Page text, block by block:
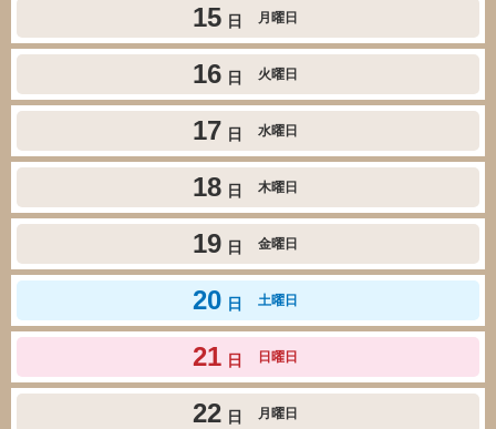
15 日 月曜日
16 日 火曜日
17 日 水曜日
18 日 木曜日
19 日 金曜日
20 日 土曜日
21 日 日曜日
22 日 月曜日